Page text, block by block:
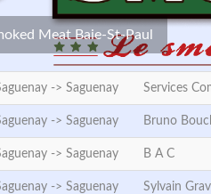
Meat Baie-St-Paul
-> Saguenay Services
-> Saguenay Bruno
-> Saguenay B A C
-> Saguenay Sylvain